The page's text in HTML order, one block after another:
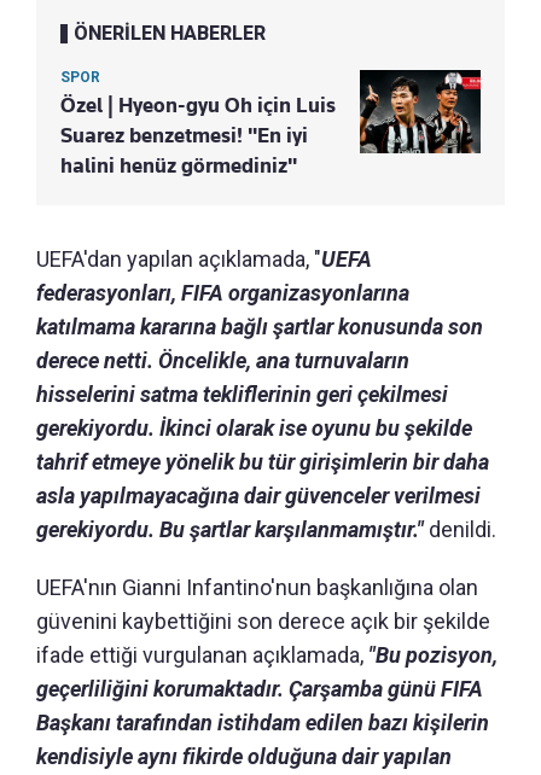
ÖNERİLEN HABERLER
SPOR
Özel | Hyeon-gyu Oh için Luis
Suarez benzetmesi! "En iyi
halini henüz görmediniz"
UEFA'dan yapılan açıklamada, "UEFA
federasyonları, FIFA organizasyonlarına
katılmama kararına bağlı şartlar konusunda son
derece netti. Öncelikle, ana turnuvaların
hisselerini satma tekliflerinin geri çekilmesi
gerekiyordu. İkinci olarak ise oyunu bu şekilde
tahrif etmeye yönelik bu tür girişimlerin bir daha
asla yapılmayacağına dair güvenceler verilmesi
gerekiyordu. Bu şartlar karşılanmamıştır."denildi.
UEFA'nın Gianni Infantino'nun başkanlığına olan
güvenini kaybettiğini son derece açık bir şekilde
ifade ettiği vurgulanan açıklamada, "Bu pozisyon,
geçerliliğini korumaktadır. Çarşamba günü FIFA
Başkanı tarafından istihdam edilen bazı kişilerin
kendisiyle aynı fikirde olduğuna dair yapılan